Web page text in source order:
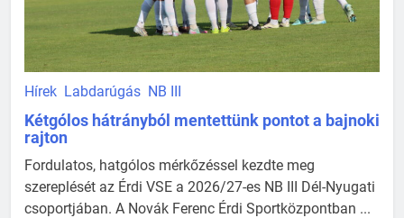
Hírek Labdarúgás NB III
Kétgólos hátrányból mentettünk pontot a bajnoki
rajton
Fordulatos, hatgólos mérkőzéssel kezdte meg
szereplését az Érdi VSE a 2026/27-es NB III Dél-Nyugati
csoportjában. A Novák Ferenc Érdi Sportközpontban ...